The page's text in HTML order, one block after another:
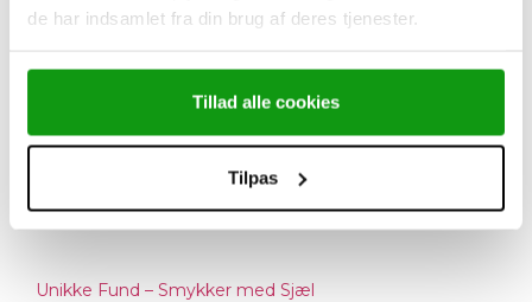
de har indsamlet fra din brug af deres tjenester.
Tillad alle cookies
Tilpas
Fra idé til virkelighed: Den stille, hjertevarme rejse et
Unikke Fund – Smykker med Sjæl